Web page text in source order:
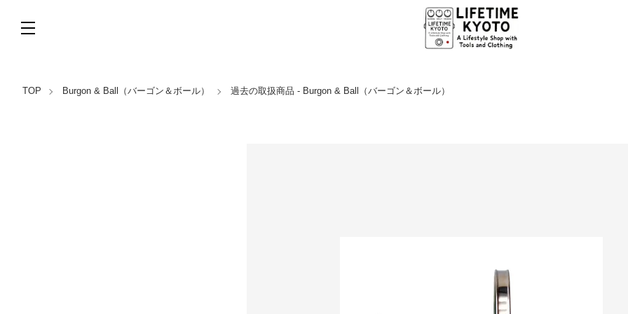
TOP Burgon & Ball（バーゴン＆ボール） 過去の取扱商品 - Burgon & Ball（バーゴン＆ボール）